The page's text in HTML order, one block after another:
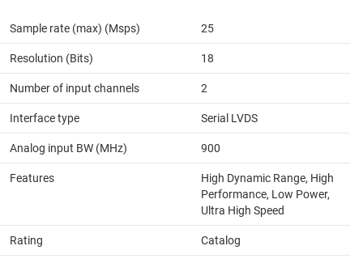
Sample rate (max) (Msps) 25
Resolution (Bits) 18
Number of input channels 2
Interface type Serial LVDS
Analog input BW (MHz) 900
Features
High Dynamic Range, High
Performance, Low Power,
Ultra High Speed
Rating Catalog